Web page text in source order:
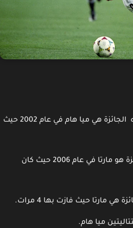
أكبر لاعبة قد فازت بهذه الجائزة هي ميا هام في عام 2002 حيث
أصغر لاعبة فازت بالجائزة هو مارتا في عام 2006 حيث كان
مارتا حيث فازت بها 4 مرات.
ميا هام.